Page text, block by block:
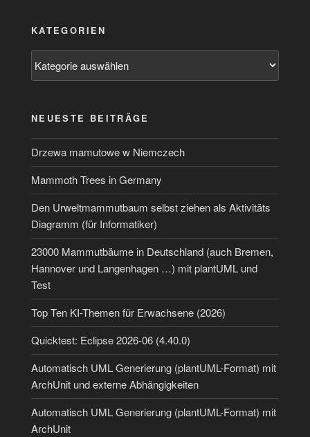
KATEGORIEN
NEUESTE BEITRÄGE
Drzewa mamutowe w Niemczech
Mammoth Trees in Germany
Den Urweltmammutbaum selbst ziehen als Aktivitäts
Diagramm (für Informatiker)
23000 Mammutbäume in Deutschland (auch Bremen,
Hannover und Langenhagen …) mit plantUML und
Test
Top Ten KI-Themen für Erwachsene (2026)
Quicktest: Eclipse 2026-06 (4.40.0)
Automatisch UML Generierung (plantUML-Format) mit
ArchUnit und externe Abhängigkeiten
Automatisch UML Generierung (plantUML-Format) mit
ArchUnit